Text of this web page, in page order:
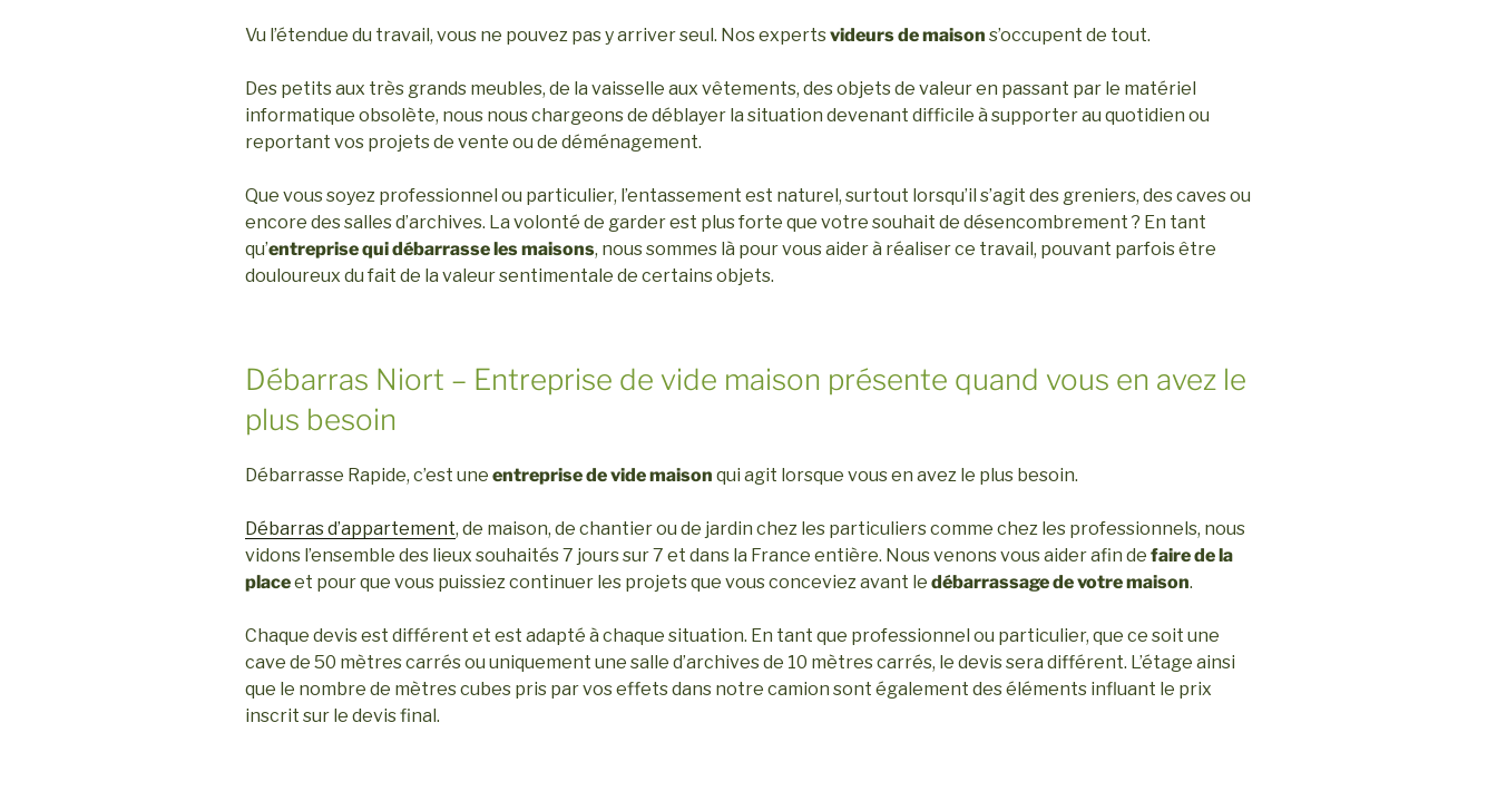
Vu l’étendue du travail, vous ne pouvez pas y arriver seul. Nos expertsvideurs de maison s’occupent de tout.
Des petits aux très grands meubles, de la vaisselle aux vêtements, des objets de valeur en passant par le matériel
informatique obsolète, nous nous chargeons de déblayer la situation devenant difficile à supporter au quotidien ou
reportant vos projets de vente ou de déménagement.
Que vous soyez professionnel ou particulier, l’entassement est naturel, surtout lorsqu’il s’agit des greniers, des caves ou
encore des salles d’archives. La volonté de garder est plus forte que votre souhait de désencombrement ? En tant
qu’entreprise qui débarrasse les maisons, nous sommes là pour vous aider à réaliser ce travail, pouvant parfois être
douloureux du fait de la valeur sentimentale de certains objets.
Débarras Niort – Entreprise de vide maison présente quand vous en avez le
plus besoin
Débarrasse Rapide, c’est une entreprise de vide maison qui agit lorsque vous en avez le plus besoin.
Débarras d’appartement, de maison, de chantier ou de jardin chez les particuliers comme chez les professionnels, nous
vidons l’ensemble des lieux souhaités 7 jours sur 7 et dans la France entière. Nous venons vous aider afin de faire de la
placeet pour que vous puissiez continuer les projets que vous conceviez avant le débarrassage de votre maison.
Chaque devis est différent et est adapté à chaque situation. En tant que professionnel ou particulier, que ce soit une
cave de 50 mètres carrés ou uniquement une salle d’archives de 10 mètres carrés, le devis sera différent. L’étage ainsi
que le nombre de mètres cubes pris par vos effets dans notre camion sont également des éléments influant le prix
inscrit sur le devis final.